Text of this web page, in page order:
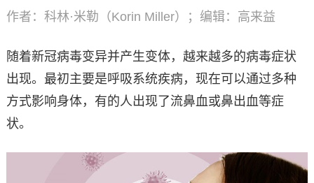
作者：科林·米勒（Korin Miller）；编辑：高来益
随着新冠病毒变异并产生变体，越来越多的病毒症状
出现。最初主要是呼吸系统疾病，现在可以通过多种
方式影响身体，有的人出现了流鼻血或鼻出血等症
状。